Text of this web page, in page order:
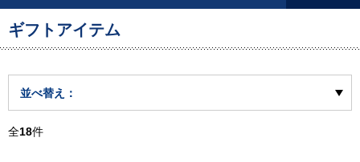
ギフトアイテム
並べ替え：
全18件